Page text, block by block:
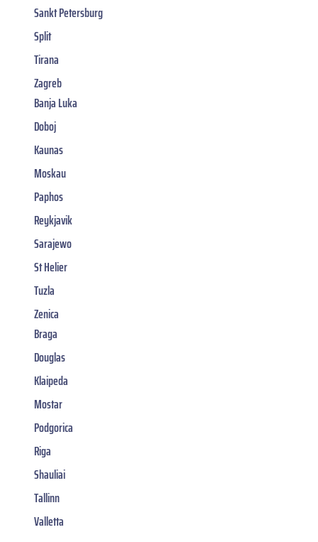
Sankt Petersburg
Split
Tirana
Zagreb
Banja Luka
Doboj
Kaunas
Moskau
Paphos
Reykjavik
Sarajewo
St Helier
Tuzla
Zenica
Braga
Douglas
Klaipeda
Mostar
Podgorica
Riga
Shauliai
Tallinn
Valletta